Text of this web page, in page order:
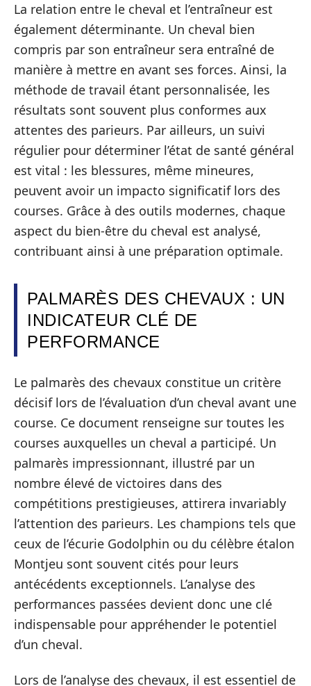
La relation entre le cheval et l’entraîneur est
également déterminante. Un cheval bien
compris par son entraîneur sera entraîné de
manière à mettre en avant ses forces. Ainsi, la
méthode de travail étant personnalisée, les
résultats sont souvent plus conformes aux
attentes des parieurs. Par ailleurs, un suivi
régulier pour déterminer l’état de santé général
est vital : les blessures, même mineures,
peuvent avoir un impacto significatif lors des
courses. Grâce à des outils modernes, chaque
aspect du bien-être du cheval est analysé,
contribuant ainsi à une préparation optimale.
PALMARÈS DES CHEVAUX : UN
INDICATEUR CLÉ DE
PERFORMANCE
Le palmarès des chevaux constitue un critère
décisif lors de l’évaluation d’un cheval avant une
course. Ce document renseigne sur toutes les
courses auxquelles un cheval a participé. Un
palmarès impressionnant, illustré par un
nombre élevé de victoires dans des
compétitions prestigieuses, attirera invariably
l’attention des parieurs. Les champions tels que
ceux de l’écurie Godolphin ou du célèbre étalon
Montjeu sont souvent cités pour leurs
antécédents exceptionnels. L’analyse des
performances passées devient donc une clé
indispensable pour appréhender le potentiel
d’un cheval.
Lors de l’analyse des chevaux, il est essentiel de